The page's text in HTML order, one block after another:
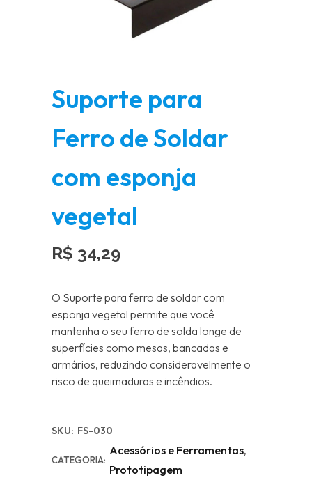
Suporte para
Ferro de Soldar
com esponja
vegetal
R$ 34,29
O Suporte para ferro de soldar com
esponja vegetal permite que você
mantenha o seu ferro de solda longe de
superfícies como mesas, bancadas e
armários, reduzindo consideravelmente o
risco de queimaduras e incêndios.
SKU: FS-030
CATEGORIA:
Acessórios e Ferramentas,
Prototipagem